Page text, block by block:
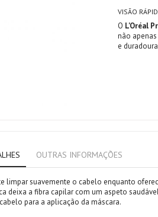
VISÃO
O L'Oréal
não
e
OUTRAS INFORMAÇÕES
limpar suavemente o cabelo enquanto
a fibra capilar com um aspeto
para a aplicação da máscara.